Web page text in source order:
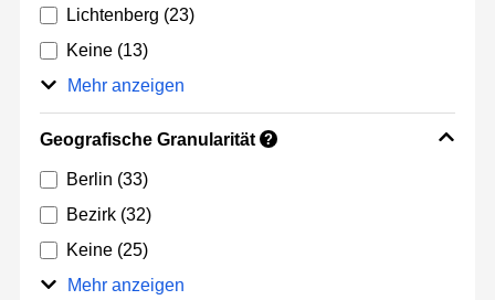
Lichtenberg (23)
Keine (13)
Mehr anzeigen
Geografische Granularität ?
Berlin (33)
Bezirk (32)
Keine (25)
Mehr anzeigen